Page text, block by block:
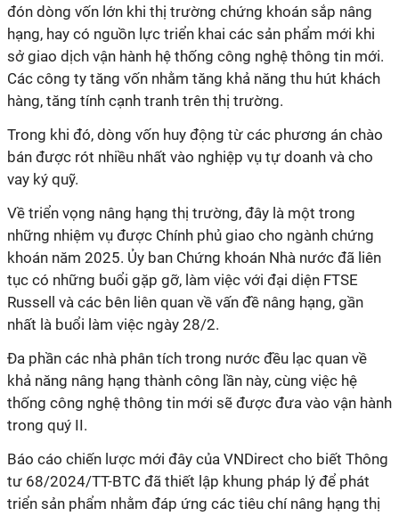
đón dòng vốn lớn khi thị trường chứng khoán sắp nâng
hạng, hay có nguồn lực triển khai các sản phẩm mới khi
sở giao dịch vận hành hệ thống công nghệ thông tin mới.
Các công ty tăng vốn nhằm tăng khả năng thu hút khách
hàng, tăng tính cạnh tranh trên thị trường.
Trong khi đó, dòng vốn huy động từ các phương án chào
bán được rót nhiều nhất vào nghiệp vụ tự doanh và cho
vay ký quỹ.
Về triển vọng nâng hạng thị trường, đây là một trong
những nhiệm vụ được Chính phủ giao cho ngành chứng
khoán năm 2025. Ủy ban Chứng khoán Nhà nước đã liên
tục có những buổi gặp gỡ, làm việc với đại diện FTSE
Russell và các bên liên quan về vấn đề nâng hạng, gần
nhất là buổi làm việc ngày 28/2.
Đa phần các nhà phân tích trong nước đều lạc quan về
khả năng nâng hạng thành công lần này, cùng việc hệ
thống công nghệ thông tin mới sẽ được đưa vào vận hành
trong quý II.
Báo cáo chiến lược mới đây của VNDirect cho biết Thông
tư 68/2024/TT-BTC đã thiết lập khung pháp lý để phát
triển sản phẩm nhằm đáp ứng các tiêu chí nâng hạng thị